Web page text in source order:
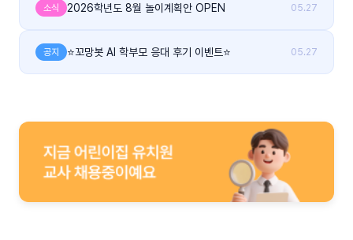
소식 2026학년도 8월 놀이계획안 OPEN 05.27
공지 ⭐꼬망봇 AI 학부모 응대 후기 이벤트⭐ 05.27